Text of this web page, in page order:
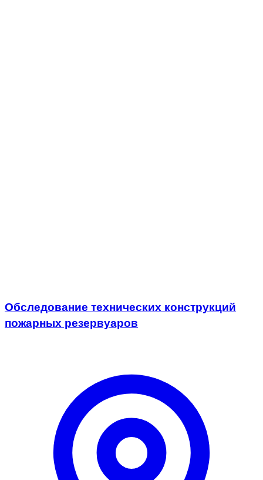
Обследование технических конструкций
пожарных резервуаров